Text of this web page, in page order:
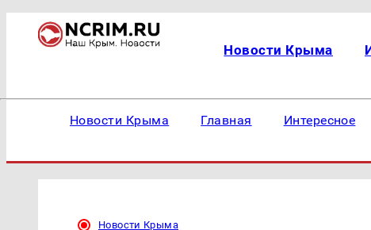
Новости Крыма
Новости Крыма Главная Интересное
Новости Крыма